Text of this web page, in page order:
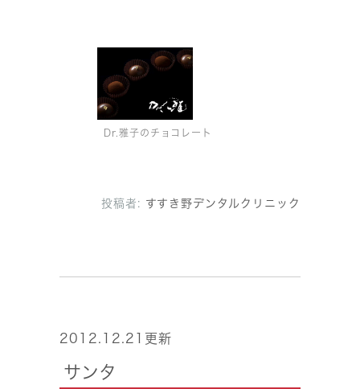
Dr.雅子のチョコレート
投稿者: すすき野デンタルクリニック
2012.12.21更新
サンタ